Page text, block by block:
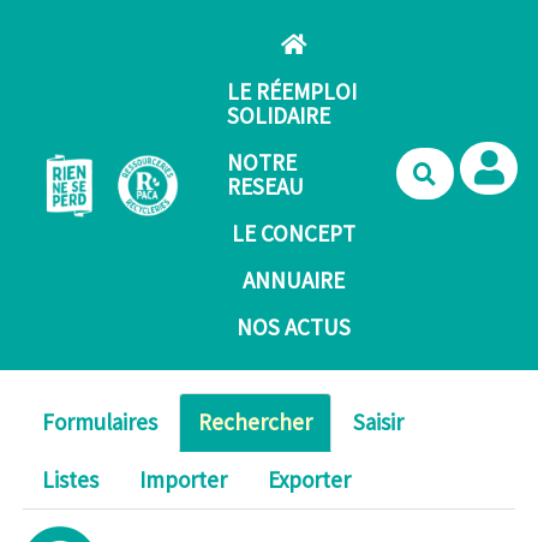
LE RÉEMPLOI
SOLIDAIRE
NOTRE
RESEAU
LE CONCEPT
ANNUAIRE
NOS ACTUS
Formulaires Rechercher
Saisir
Listes
Importer Exporter